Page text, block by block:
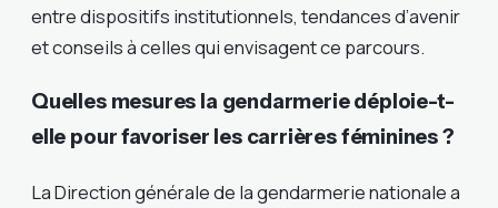
entre dispositifs institutionnels, tendances d’avenir
et conseils à celles qui envisagent ce parcours.
Quelles mesures la gendarmerie déploie-t-
elle pour favoriser les carrières féminines ?
La Direction générale de la gendarmerie nationale a